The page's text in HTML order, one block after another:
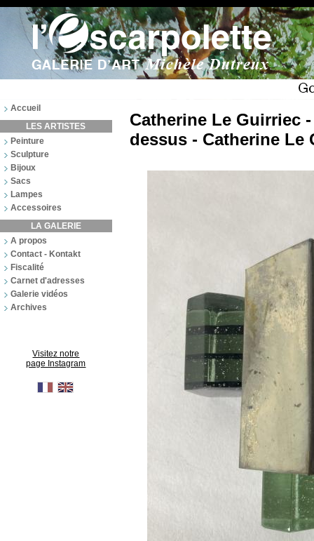
Accueil
LES ARTISTES
Peinture
Sculpture
Bijoux
Sacs
Lampes
Accessoires
LA GALERIE
A propos
Contact - Kontakt
Fiscalité
Carnet d'adresses
Galerie vidéos
Archives
Visitez notre
page Instagram
Catherine Le Guirriec
dessus - Catherine Le